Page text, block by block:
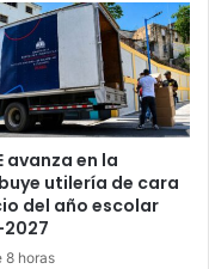
avanza en la
utilería de cara
del año escolar
8 horas